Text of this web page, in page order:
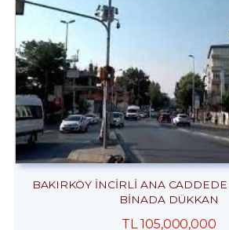
BAKIRKÖY İNCİRLİ ANA
BİNADA DÜKKAN
TL105,000,000